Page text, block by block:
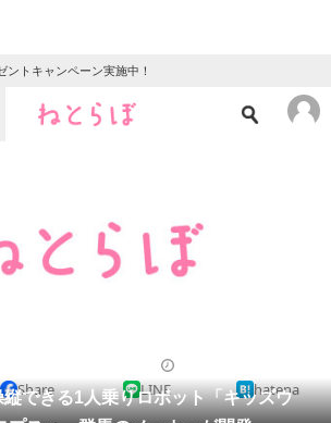
ントキャンペーン実施中！
クイズ
地域
できる1人乗りロボット「キッズウ
Share LINE hatena